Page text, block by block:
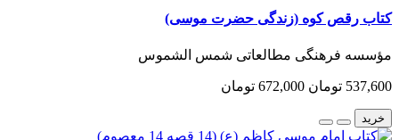
کتاب رقص کوه (زندگی حضرت موسی)
مؤسسه فرهنگی مطالعاتی شمس الشموس
537,600 تومان 672,000 تومان
خرید